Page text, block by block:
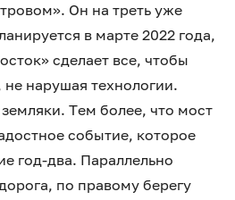
Он на треть уже
в марте 2022 года,
сделает все, чтобы
не нарушая технологии.
Тем более, что мост
событие, которое
год-два. Параллельно
по правому берегу